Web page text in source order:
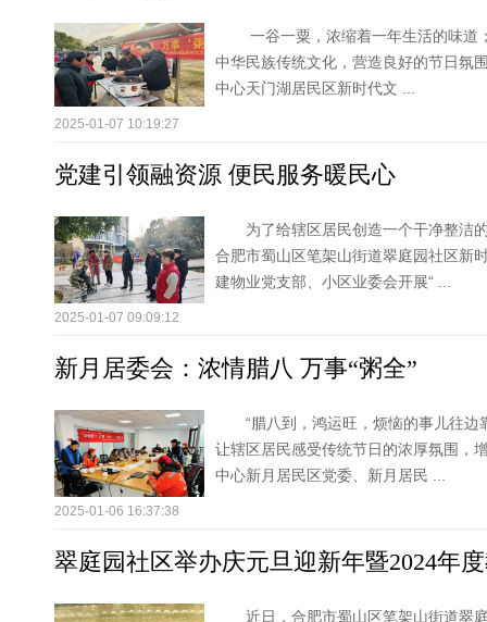
一谷一粟，浓缩着一年生活的味道
中华民族传统文化，营造良好的节日氛
中心天门湖居民区新时代文 ...
2025-01-07 10:19:27
党建引领融资源 便民服务暖民心
为了给辖区居民创造一个干净整洁
合肥市蜀山区笔架山街道翠庭园社区新
建物业党支部、小区业委会开展“ ...
2025-01-07 09:09:12
新月居委会：浓情腊八 万事“粥全”
“腊八到，鸿运旺，烦恼的事儿往
让辖区居民感受传统节日的浓厚氛围，
中心新月居民区党委、新月居民 ...
2025-01-06 16:37:38
翠庭园社区举办庆元旦迎新年暨2024年
近日，合肥市蜀山区笔架山街道翠